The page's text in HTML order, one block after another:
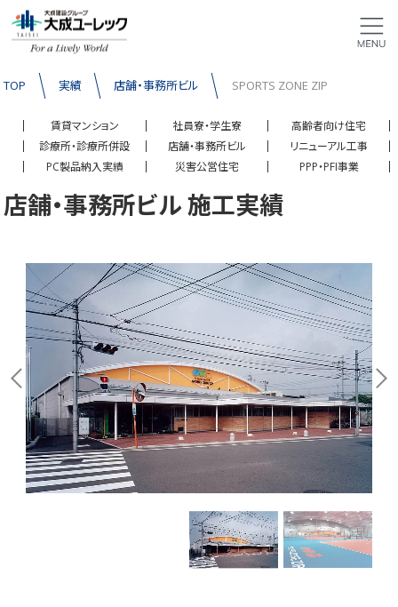
TOP 実績 店舗・事務所ビル SPORTS ZONE ZIP
賃貸マンション 社員寮・学生寮
高齢者向け住宅
診療所・診療所併設
店舗・事務所ビル
リニューアル工事
PC製品納入実績
災害公営住宅 PPP・PFI事業
店舗・事務所ビル 施工実績